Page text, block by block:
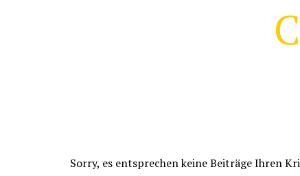
Sorry, es entsprechen keine Beiträge Ihren